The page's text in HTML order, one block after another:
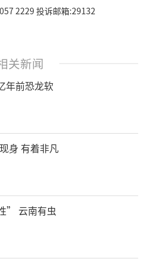
2229 投诉邮箱:29132
关新闻
年前恐龙软
身 有着非凡
” 云南有虫